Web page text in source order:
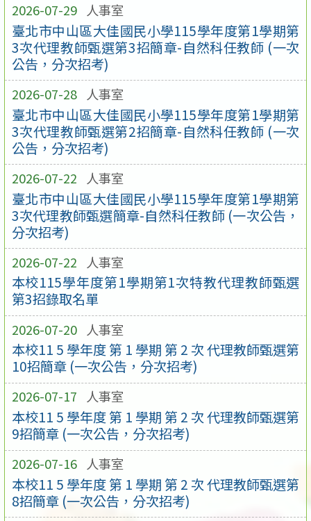
2026-07-29 人事室
臺北市中山區大佳國民小學115學年度第1學期第
3次代理教師甄選第3招簡章-自然科任教師 (一次
公告，分次招考)
2026-07-28 人事室
臺北市中山區大佳國民小學115學年度第1學期第
3次代理教師甄選第2招簡章-自然科任教師 (一次
公告，分次招考)
2026-07-22 人事室
臺北市中山區大佳國民小學115學年度第1學期第
3次代理教師甄選簡章-自然科任教師 (一次公告，
分次招考)
2026-07-22 人事室
本校115學年度第1學期第1次特教代理教師甄選
第3招錄取名單
2026-07-20 人事室
本校11 5 學年度 第 1 學期 第 2 次 代理教師甄選第
10招簡章 (一次公告，分次招考)
2026-07-17 人事室
本校11 5 學年度 第 1 學期 第 2 次 代理教師甄選第
9招簡章 (一次公告，分次招考)
2026-07-16 人事室
本校11 5 學年度 第 1 學期 第 2 次 代理教師甄選第
8招簡章 (一次公告，分次招考)